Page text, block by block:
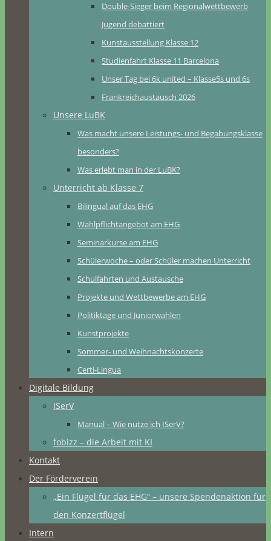
Double-Sieger beim Regionalwettbewerb
Jugend debattiert
Kunstausstellung Klasse 12
Studienfahrt Klasse 11 Barcelona
Unser Tag bei 6k united – Klasse5s und 6s
Frankreichaustausch 2026
Unsere LuBK
Was macht unsere Leistungs- und Begabungsklasse
besonders?
Was erlebt man in der LuBK?
Unterricht ab Klasse 7
Bilingual auf das EHG
Wahlpflichtangebot am EHG
Seminarkurse am EHG
Schülerwoche – oder Schüler machen Unterricht
Schulfahrten und Austausche
Projekte und Wettbewerbe am EHG
Politiktage und Juniorwahlen
Kunstprojekte
Sommer- und Weihnachtskonzerte
Certi-Lingua
Digitale Bildung
ISerV
Manual – Wie nutze ich ISerV?
fobizz – die Arbeit mit KI
Kontakt
Der Förderverein
„Ein Flügel für das EHG“ – unsere Spendenaktion für
den Konzertflügel
Intern